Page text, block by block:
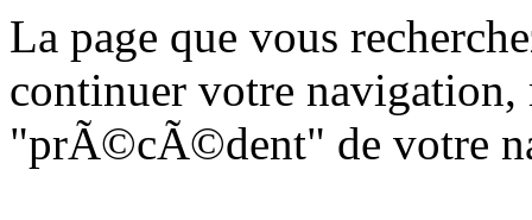
La page que vous
continuer votre
"prÃ©cÃ©dent" de votre